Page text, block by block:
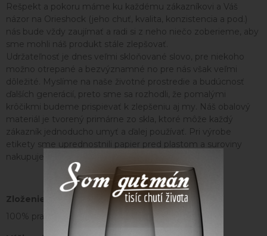
Rešpekt a pokoru máme ku každému zákazníkovi a Váš
názor na Orieshock (jeho chuť, kvalita, konzistencia a pod.)
nás bude vždy zaujímať a radi si z neho niečo zoberieme, aby
sme mohli náš produkt stále zlepšovať.
Udržateľnosť je d​​​​​​nes veľmi skloňované slovo, pre niekoho
možno otrepané a bezvýznamné no pre nás však veľmi
dôležité. Myslíme na naše životné prostredie a budúcnosť
ďalších generácií, preto sme sa rozhodli, že pomalými
krôčikmi budeme prispievať k zlepšeniu aj my. Náš obalový
materiál je tvorený primárne zo skla, ktoré môže každý
zákazník jednoducho umyť a ďalej používať. Pri výrobe
etikety sme uprednostnili papier pred plastom a suroviny
nakupujeme iba z trvalo udržateľného zdroja.
Zloženie:
100% pražené
mandle